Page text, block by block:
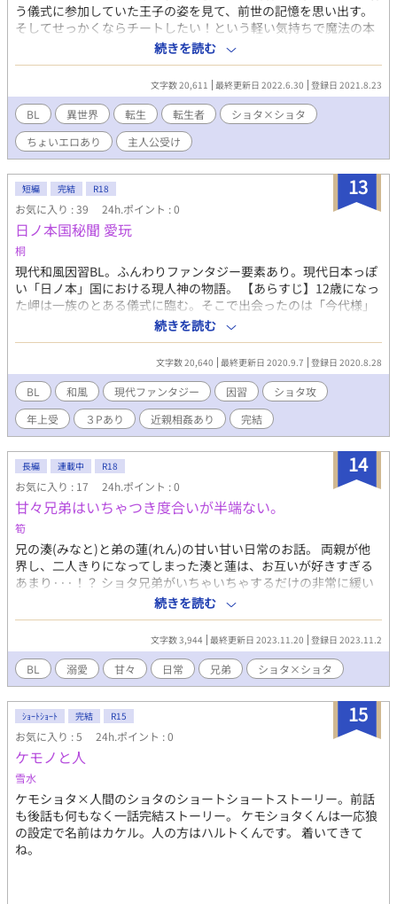
う儀式に参加していた王子の姿を見て、前世の記憶を思い出す。
そしてせっかくならチートしたい！という軽い気持ちで魔法の本
を読み、見よう見まねで精霊を召喚したらまさかの精霊王が全員
出てきてしまった…。 そんなにところに偶然居合わせしまった王
子のライアン。 そこから仲良くなったと思ったら突然セレステを
口説き始めるライアン?! 王子×公爵令息 一応R18あるかも ※設定
読まないとわからなくなります(追加設定多々) ※ショタ×ショタ
から始まるので地雷の方は読まないでください。 ※背後注意 ※修
正したくなったらひっそりとやっています ※主人公よく寝ます
続きを読む
文字数 20,611 最終更新日 2022.6.30 登録日 2021.8.23
BL 異世界 転生 転生者
ショタ×ショタ
ちょいエロあり
主人公受け
13
短編 完結 R18
お気に入り : 39 24h.ポイント : 0
日ノ本国秘聞 愛玩
桐
現代和風因習BL。ふんわりファンタジー要素あり。現代日本っぽ
い「日ノ本」国における現人神の物語。 【あらすじ】12歳になっ
た岬は一族のとある儀式に臨む。そこで出会ったのは「今代様」
と呼ばれる美しい幼子で… ※のあるタイトルには性描写がありま
す。 【ネタバレ要約】ゆるふわ設定の因習BL。最初はショタ攻
め、ショタ×ショタ描写あり。 最後は成長したショタ人外？が完
堕ち親子と3Pするよ。更新ごとにタグを追加していきます。
続きを読む
文字数 20,640 最終更新日 2020.9.7 登録日 2020.8.28
BL 和風 現代ファンタジー 因習
ショタ攻
年上受
３Pあり 近親相姦あり 完結
14
長編 連載中 R18
お気に入り : 17 24h.ポイント : 0
甘々兄弟はいちゃつき度合いが半端ない。
筍
兄の湊(みなと)と弟の蓮(れん)の甘い甘い日常のお話。 両親が他
界し、二人きりになってしまった湊と蓮は、お互いが好きすぎる
あまり···！？ ショタ兄弟がいちゃいちゃするだけの非常に緩い
作品です。健全もあり、エロもあり。 弟攻めと兄攻め両方ありま
す。 兄攻めのR-18には※を、弟攻めには✱をつけますので、よろ
しくお願いします。 この作品は僕が現在作成しております『見え
ない「愛情」と「幸せ」を求めて』という作品が、かなり重めな
ため、作者(僕)が病んでしまわないようにこの作品を不定期で更
新していきます。(ショタコンなので病みかけも解消できる···は
ず)なので、かなり投稿期間が空く可能性があります(⁠´⁠；⁠ω⁠；⁠｀⁠)気
長にお待ちくださるとありがたいです。
続きを読む
文字数 3,944 最終更新日 2023.11.20 登録日 2023.11.2
BL 溺愛 甘々 日常 兄弟 ショタ×ショタ
15
ｼｮｰﾄｼｮｰﾄ 完結 R15
お気に入り : 5 24h.ポイント : 0
ケモノと人
雪水
ケモショタ×人間のショタのショートショートストーリー。前話
も後話も何もなく一話完結ストーリー。 ケモショタくんは一応狼
の設定で名前はカケル。人の方はハルトくんです。 着いてきて
ね。